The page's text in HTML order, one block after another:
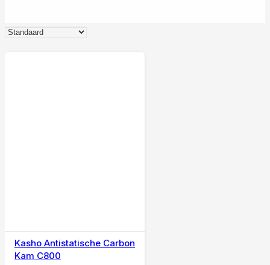
Kasho Antistatische Carbon
Kam C800